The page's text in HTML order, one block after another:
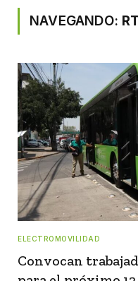
NAVEGANDO:
ELECTROMOVILIDAD
Convocan